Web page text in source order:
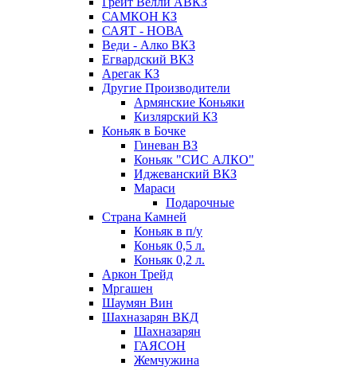
САМКОН КЗ
САЯТ - НОВА
Веди - Алко ВКЗ
Егвардский ВКЗ
Арегак КЗ
Другие Производители
Армянские Коньяки
Кизлярский КЗ
Коньяк в Бочке
Гиневан ВЗ
Коньяк "СИС АЛКО"
Иджеванский ВКЗ
Мараси
Подарочные
Страна Камней
Коньяк в п/у
Коньяк 0,5 л.
Коньяк 0,2 л.
Аркон Трейд
Мргашен
Шаумян Вин
Шахназарян ВКД
Шахназарян
ГАЯСОН
Жемчужина